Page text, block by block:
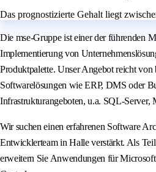
Das prognostizierte Gehalt liegt
Die mse‑Gruppe ist einer der führenden
Implementierung von
Produktpalette. Unser Angebot reicht von
Softwarelösungen wie ERP, DMS oder
Infrastrukturangeboten, u.a.
Wir suchen einen erfahrenen Software
Entwicklerteam in Halle verstärkt. Als Teil
erweitern Sie Anwendungen für